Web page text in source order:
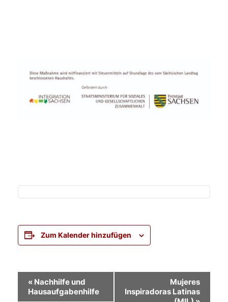
Zum Kalender hinzufügen
Veranstaltung-
Navigation
« Nachhilfe und
Hausaufgabenhilfe
Mujeres
Inspiradoras Latinas